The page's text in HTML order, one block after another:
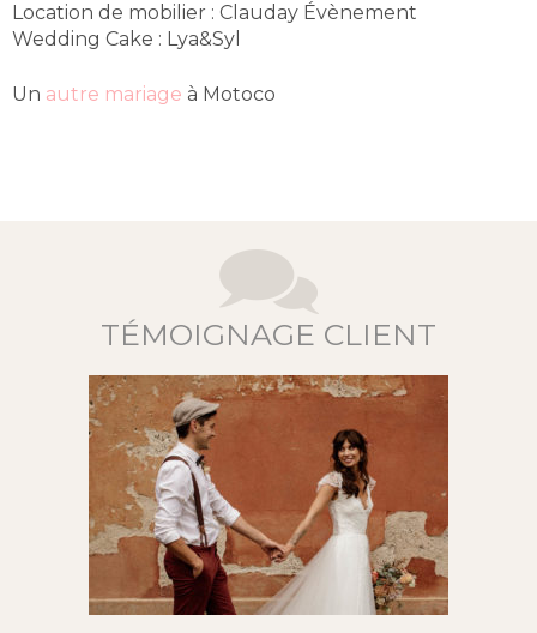
Location de mobilier : Clauday Évènement
Wedding Cake : Lya&Syl
Un autre mariage à Motoco
TÉMOIGNAGE CLIENT